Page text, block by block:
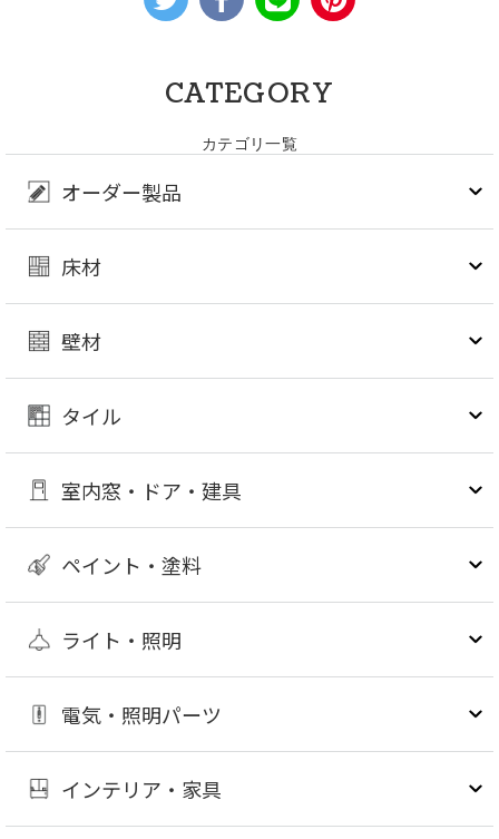
CATEGORY
カテゴリ一覧
オーダー製品
床材
壁材
タイル
室内窓・ドア・建具
ペイント・塗料
ライト・照明
電気・照明パーツ
インテリア・家具